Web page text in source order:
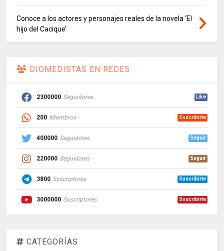
Conoce a los actores y personajes reales de la novela ‘El
hijo del Cacique’
DIOMEDISTAS EN REDES
2300000 Seguidores Like
200 Miembros Suscribirte
400000 Seguidores Seguir
220000 Seguidores Seguir
3800 Suscriptores Suscribirte
3000000 Suscriptores Suscribirte
CATEGORÍAS